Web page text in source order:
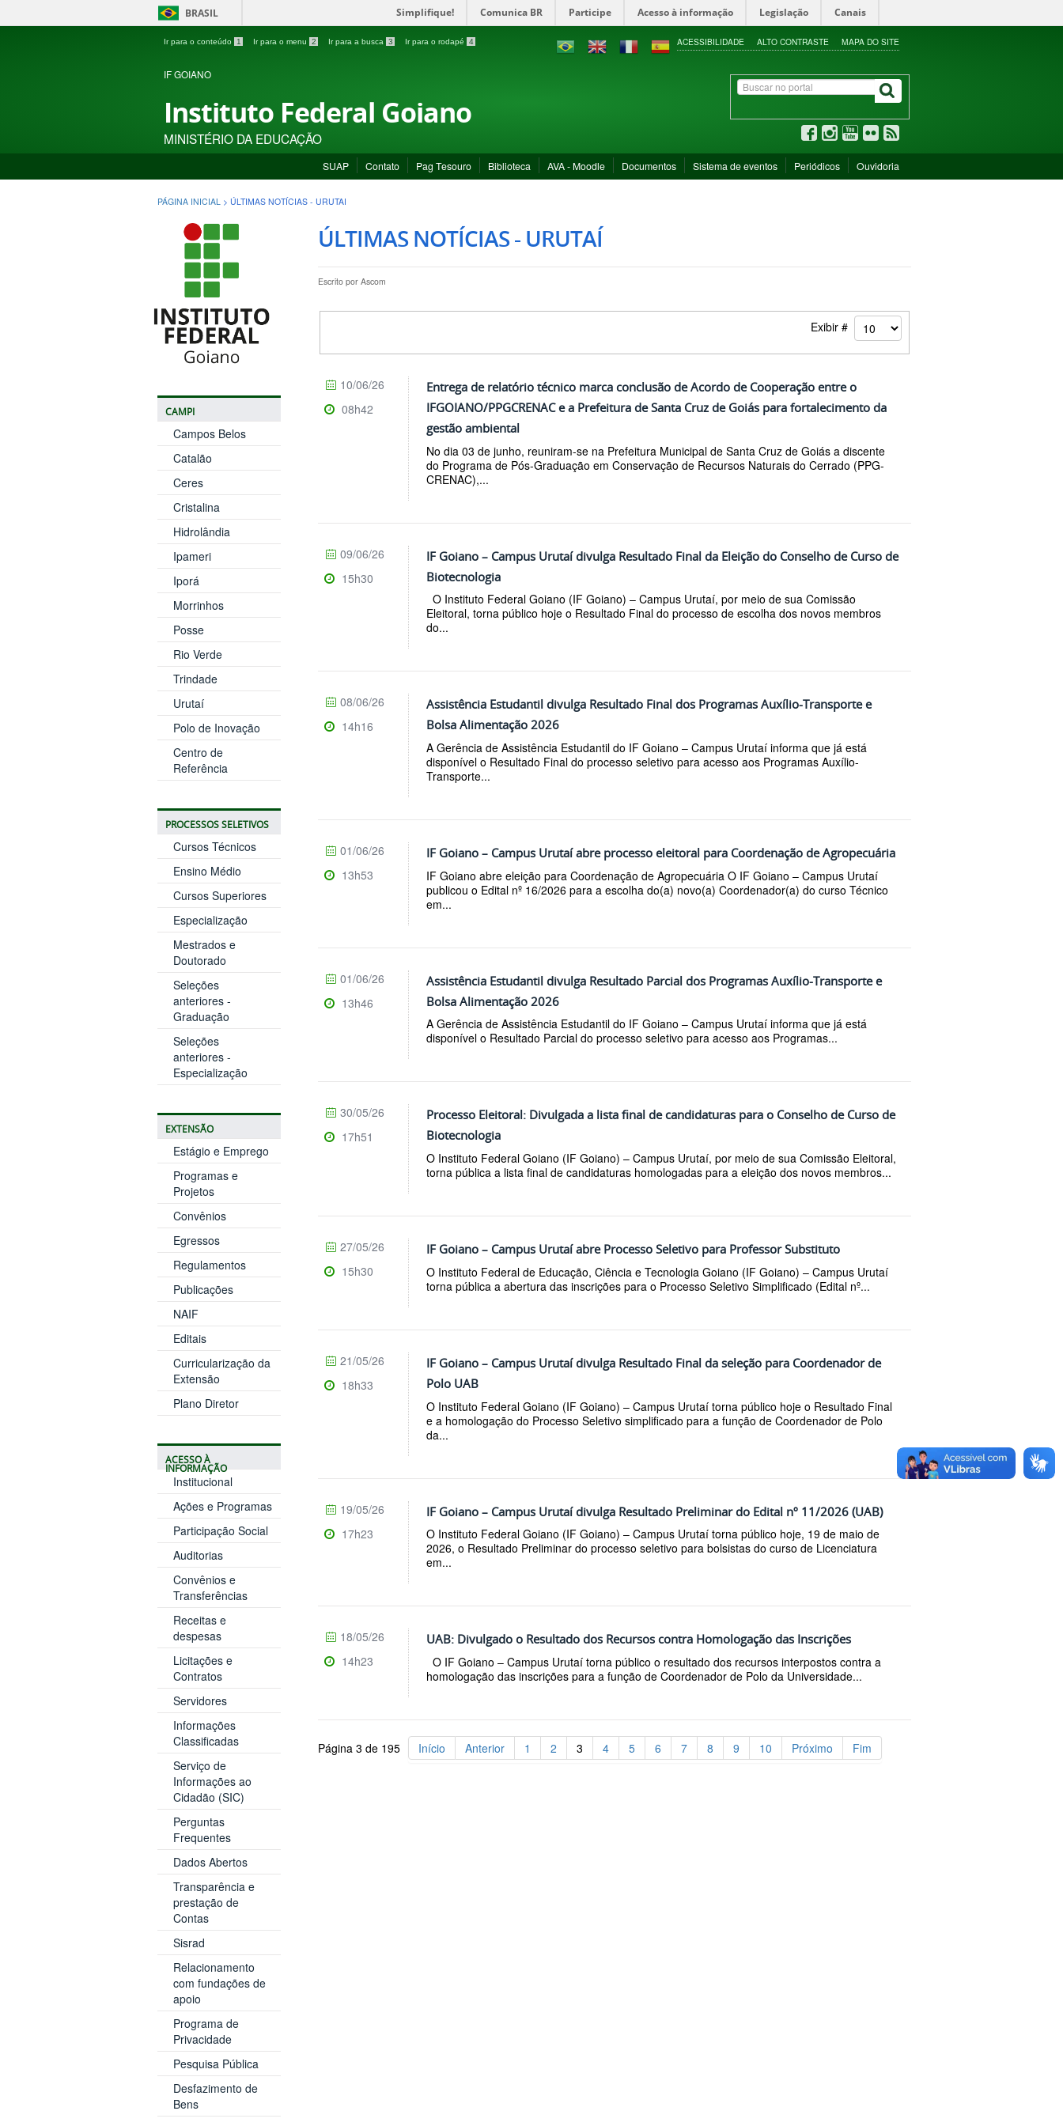
BRASIL Simplifique! Comunica BR Participe Acesso à informação Legislação Canais
Ir para o conteúdo 1 Ir para o menu 2 Ir para a busca 3 Ir para o rodapé 4 ACESSIBILIDADE ALTO CONTRASTE MAPA DO SITE
IF GOIANO
Instituto Federal Goiano
MINISTÉRIO DA EDUCAÇÃO
SUAP Contato Pag Tesouro Biblioteca AVA - Moodle Documentos Sistema de eventos Periódicos Ouvidoria
PÁGINA INICIAL > ÚLTIMAS NOTÍCIAS - URUTAI
CAMPI
Campos Belos
Catalão
Ceres
Cristalina
Hidrolândia
Ipameri
Iporá
Morrinhos
Posse
Rio Verde
Trindade
Urutaí
Polo de Inovação
Centro de
Referência
PROCESSOS SELETIVOS
Cursos Técnicos
Ensino Médio
Cursos Superiores
Especialização
Mestrados e
Doutorado
Seleções
anteriores -
Graduação
Seleções
anteriores -
Especialização
EXTENSÃO
Estágio e Emprego
Programas e
Projetos
Convênios
Egressos
Regulamentos
Publicações
NAIF
Editais
Curricularização da
Extensão
Plano Diretor
ACESSO À
INFORMAÇÃO
Institucional
Ações e Programas
Participação Social
Auditorias
Convênios e
Transferências
Receitas e
despesas
Licitações e
Contratos
Servidores
Informações
Classificadas
Serviço de
Informações ao
Cidadão (SIC)
Perguntas
Frequentes
Dados Abertos
Transparência e
prestação de
Contas
Sisrad
Relacionamento
com fundações de
apoio
Programa de
Privacidade
Pesquisa Pública
Desfazimento de
Bens
ÚLTIMAS NOTÍCIAS - URUTAÍ
Escrito por Ascom
Exibir #
Entrega de relatório técnico marca conclusão de Acordo de Cooperação entre o
IFGOIANO/PPGCRENAC e a Prefeitura de Santa Cruz de Goiás para fortalecimento da
gestão ambiental
No dia 03 de junho, reuniram-se na Prefeitura Municipal de Santa Cruz de Goiás a discente
do Programa de Pós-Graduação em Conservação de Recursos Naturais do Cerrado (PPG-
CRENAC),...
10/06/26
08h42
IF Goiano – Campus Urutaí divulga Resultado Final da Eleição do Conselho de Curso de
Biotecnologia
O Instituto Federal Goiano (IF Goiano) – Campus Urutaí, por meio de sua Comissão
Eleitoral, torna público hoje o Resultado Final do processo de escolha dos novos membros
do...
09/06/26
15h30
Assistência Estudantil divulga Resultado Final dos Programas Auxílio-Transporte e
Bolsa Alimentação 2026
A Gerência de Assistência Estudantil do IF Goiano – Campus Urutaí informa que já está
disponível o Resultado Final do processo seletivo para acesso aos Programas Auxílio-
Transporte...
08/06/26
14h16
IF Goiano – Campus Urutaí abre processo eleitoral para Coordenação de Agropecuária
IF Goiano abre eleição para Coordenação de Agropecuária O IF Goiano – Campus Urutaí
publicou o Edital nº 16/2026 para a escolha do(a) novo(a) Coordenador(a) do curso Técnico
em...
01/06/26
13h53
Assistência Estudantil divulga Resultado Parcial dos Programas Auxílio-Transporte e
Bolsa Alimentação 2026
A Gerência de Assistência Estudantil do IF Goiano – Campus Urutaí informa que já está
disponível o Resultado Parcial do processo seletivo para acesso aos Programas...
01/06/26
13h46
Processo Eleitoral: Divulgada a lista final de candidaturas para o Conselho de Curso de
Biotecnologia
O Instituto Federal Goiano (IF Goiano) – Campus Urutaí, por meio de sua Comissão Eleitoral,
torna pública a lista final de candidaturas homologadas para a eleição dos novos membros...
30/05/26
17h51
IF Goiano – Campus Urutaí abre Processo Seletivo para Professor Substituto
O Instituto Federal de Educação, Ciência e Tecnologia Goiano (IF Goiano) – Campus Urutaí
torna pública a abertura das inscrições para o Processo Seletivo Simplificado (Edital nº...
27/05/26
15h30
IF Goiano – Campus Urutaí divulga Resultado Final da seleção para Coordenador de
Polo UAB
O Instituto Federal Goiano (IF Goiano) – Campus Urutaí torna público hoje o Resultado Final
e a homologação do Processo Seletivo simplificado para a função de Coordenador de Polo
da...
21/05/26
18h33
IF Goiano – Campus Urutaí divulga Resultado Preliminar do Edital nº 11/2026 (UAB)
O Instituto Federal Goiano (IF Goiano) – Campus Urutaí torna público hoje, 19 de maio de
2026, o Resultado Preliminar do processo seletivo para bolsistas do curso de Licenciatura
em...
19/05/26
17h23
UAB: Divulgado o Resultado dos Recursos contra Homologação das Inscrições
O IF Goiano – Campus Urutaí torna público o resultado dos recursos interpostos contra a
homologação das inscrições para a função de Coordenador de Polo da Universidade...
18/05/26
14h23
Página 3 de 195 Início Anterior 1 2 3 4 5 6 7 8 9 10 Próximo Fim